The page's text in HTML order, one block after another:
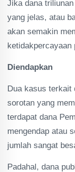
Jika dana
yang jelas, atau
akan semakin
ketidakpercayaan
Diendapkan
Dua kasus terkait
sorotan yang
terdapat dana
mengendap atau
jumlah sangat
Padahal, dana